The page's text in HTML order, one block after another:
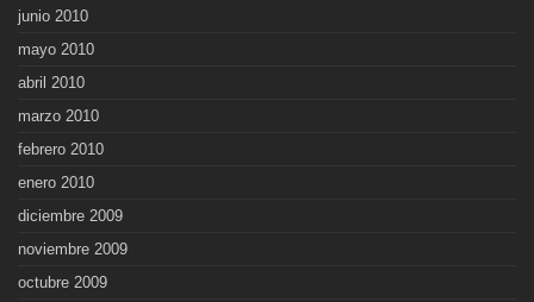
junio 2010
mayo 2010
abril 2010
marzo 2010
febrero 2010
enero 2010
diciembre 2009
noviembre 2009
octubre 2009